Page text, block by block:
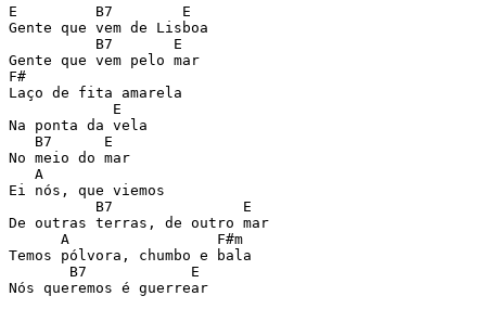
E         B7        E
Gente que vem de Lisboa
          B7       E
Gente que vem pelo mar
F#
Laço de fita amarela
            E
Na ponta da vela
   B7      E
No meio do mar
   A
Ei nós, que viemos
          B7               E
De outras terras, de outro mar
      A                 F#m
Temos pólvora, chumbo e bala
       B7            E
Nós queremos é guerrear